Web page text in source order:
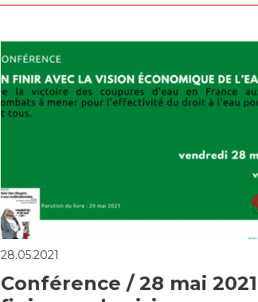
28.05.2021
Conférence / 28 mai